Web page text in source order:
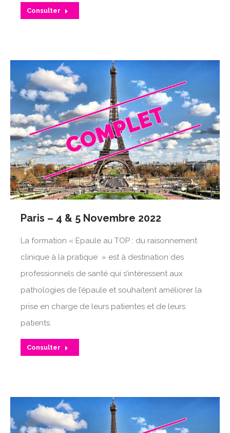
Consulter
Paris – 4 & 5 Novembre 2022
La formation « Epaule au TOP : du raisonnement
clinique à la pratique » est à destination des
professionnels de santé qui s’intéressent aux
pathologies de l’épaule et souhaitent améliorer la
prise en charge de leurs patientes et de leurs
patients.
Consulter